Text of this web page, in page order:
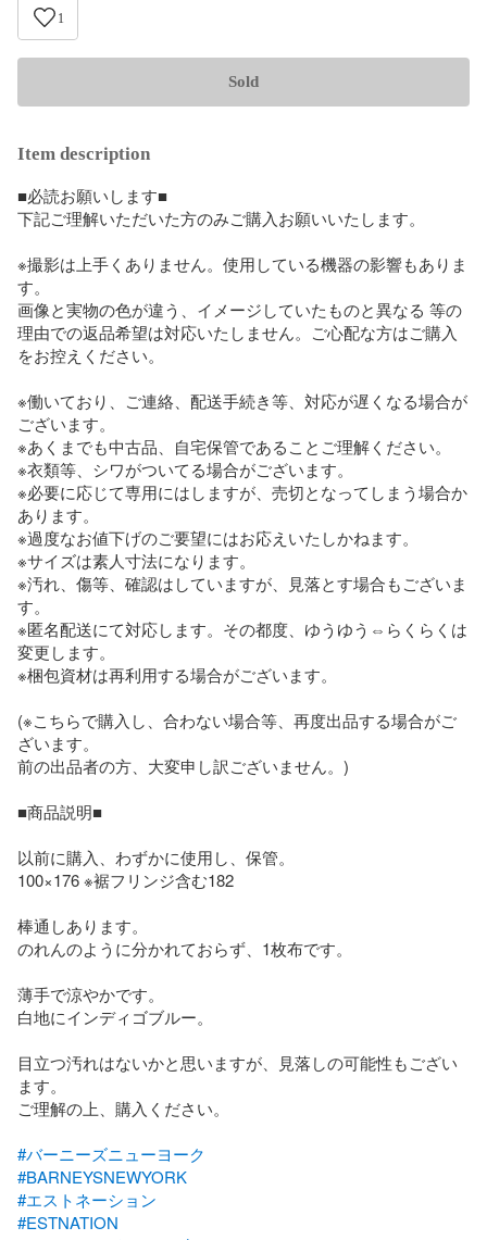
1
Sold
Item description
■必読お願いします■
下記ご理解いただいた方のみご購入お願いいたします。
※撮影は上手くありません。使用している機器の影響もありま
す。
画像と実物の色が違う、イメージしていたものと異なる 等の
理由での返品希望は対応いたしません。ご心配な方はご購入
をお控えください。
※働いており、ご連絡、配送手続き等、対応が遅くなる場合が
ございます。
※あくまでも中古品、自宅保管であることご理解ください。
※衣類等、シワがついてる場合がございます。
※必要に応じて専用にはしますが、売切となってしまう場合か
あります。
※過度なお値下げのご要望にはお応えいたしかねます。
※サイズは素人寸法になります。
※汚れ、傷等、確認はしていますが、見落とす場合もございま
す。
※匿名配送にて対応します。その都度、ゆうゆう⇔らくらくは
変更します。
※梱包資材は再利用する場合がございます。
(※こちらで購入し、合わない場合等、再度出品する場合がご
ざいます。
前の出品者の方、大変申し訳ございません。)
■商品説明■
以前に購入、わずかに使用し、保管。
100×176 ※裾フリンジ含む182
棒通しあります。
のれんのように分かれておらず、1枚布です。
薄手で涼やかです。
白地にインディゴブルー。
目立つ汚れはないかと思いますが、見落しの可能性もござい
ます。
ご理解の上、購入ください。
#バーニーズニューヨーク
#BARNEYSNEWYORK
#エストネーション
#ESTNATION